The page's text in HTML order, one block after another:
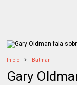
Início Batman
Gary